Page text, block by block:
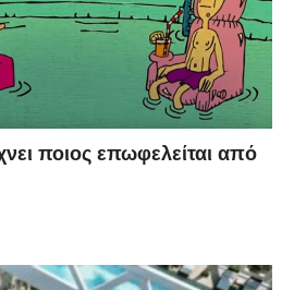
ποιος επωφελείται από